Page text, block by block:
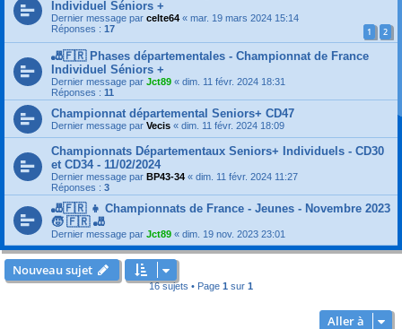
Individuel Séniors +
Dernier message par celte64 « mar. 19 mars 2024 15:14
Réponses : 17 1 2
🎳🇫🇷 Phases départementales - Championnat de France
Individuel Séniors +
Dernier message par Jct89 « dim. 11 févr. 2024 18:31
Réponses : 11
Championnat départemental Seniors+ CD47
Dernier message par Vecis « dim. 11 févr. 2024 18:09
Championnats Départementaux Seniors+ Individuels - CD30
et CD34 - 11/02/2024
Dernier message par BP43-34 « dim. 11 févr. 2024 11:27
Réponses : 3
🎳🇫🇷 👧 Championnats de France - Jeunes - Novembre 2023
🧒 🇫🇷 🎳
Dernier message par Jct89 « dim. 19 nov. 2023 23:01
Nouveau sujet
16 sujets • Page 1 sur 1
Aller à